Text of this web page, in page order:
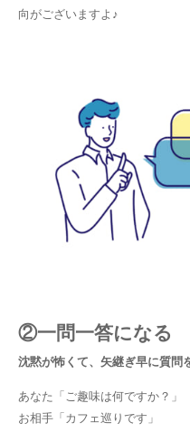
向がございますよ♪
②一問一答になる
沈黙が怖くて、矢継ぎ早に質問
あなた「ご趣味は何ですか？」
お相手「カフェ巡りです」